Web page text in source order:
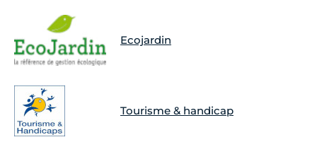
Ecojardin
Tourisme & handicap